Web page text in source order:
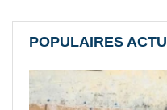
POPULAIRES